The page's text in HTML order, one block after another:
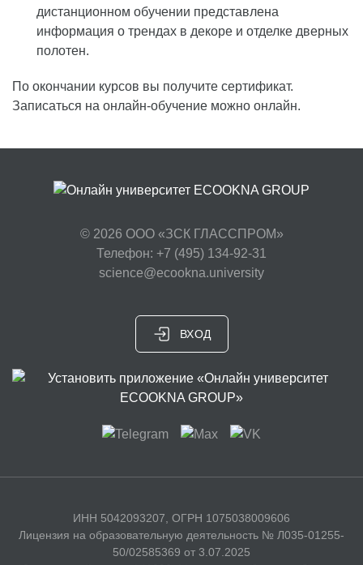
дистанционном обучении представлена
информация о трендах в декоре и отделке дверных
полотен.
По окончании курсов вы получите сертификат.
Записаться на онлайн-обучение можно онлайн.
© 2026 ООО «ЗСК ГЛАССПРОМ»
Телефон: +7 (495) 134-92-31
science@ecookna.university
ВХОД
ИНН 5042093207, ОГРН 1075038009606
Лицензия на образовательную деятельность № Л035-01255-
50/02585369 от 3.07.2025